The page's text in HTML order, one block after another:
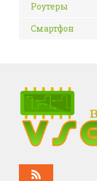
Роутеры
Смартфон